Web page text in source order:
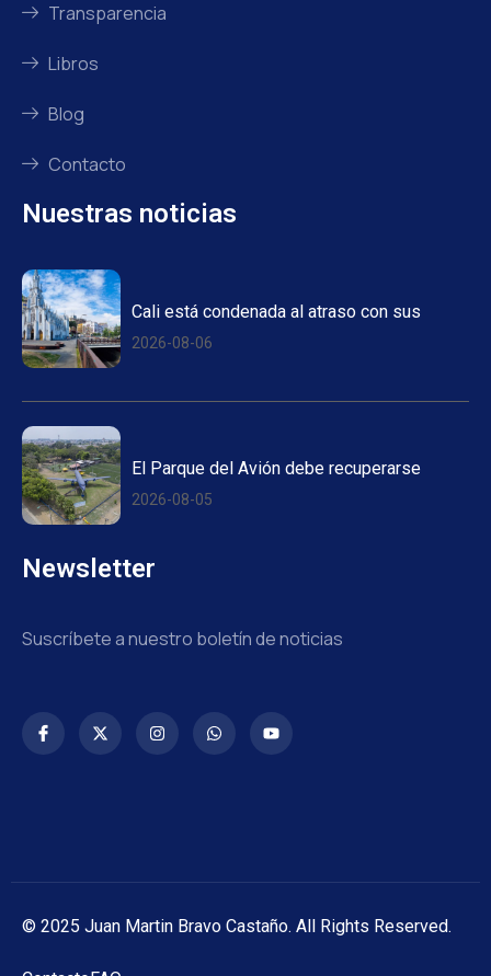
Transparencia
Libros
Blog
Contacto
Nuestras noticias
Cali está condenada al atraso con sus
2026-08-06
El Parque del Avión debe recuperarse
2026-08-05
Newsletter
Suscríbete a nuestro boletín de noticias
© 2025 Juan Martin Bravo Castaño. All Rights Reserved.